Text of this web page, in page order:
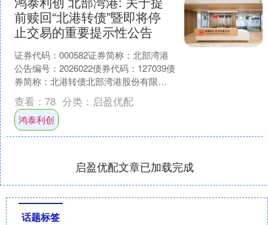
前赎回“北港转债”暨即将停
止交易的重要提示性公告
证券代码：000582证券简称：北部湾港
公告编号：2026022债券代码：127039债
券简称：北港转债北部湾港股份有限公
司关于提前赎回“北港转债”暨即将停止
交....
查看： 78 分类： 启盈优配
鸿泰利创
启盈优配文章已加载完成
话题标签